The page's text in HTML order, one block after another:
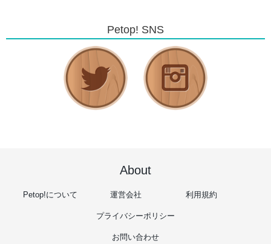
Petop! SNS
About
Petop!について 運営会社 利用規約
プライバシーポリシー
お問い合わせ